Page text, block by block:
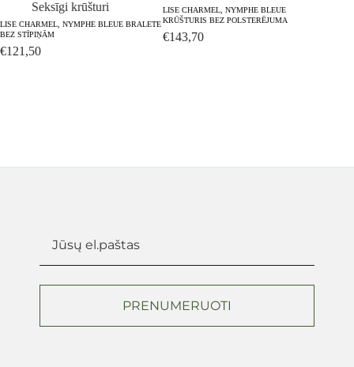
Seksīgi krūšturi
LISE CHARMEL, NYMPHE BLEUE BRALETE
BEZ STĪPIŅĀM
€121,50
LISE CHARMEL, NYMPHE BLEUE
KRŪŠTURIS BEZ POLSTERĒJUMA
€143,70
PRENUMERUOTI